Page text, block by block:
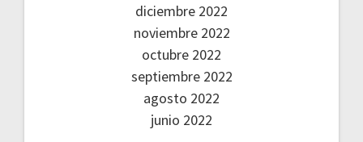
diciembre 2022
noviembre 2022
octubre 2022
septiembre 2022
agosto 2022
junio 2022